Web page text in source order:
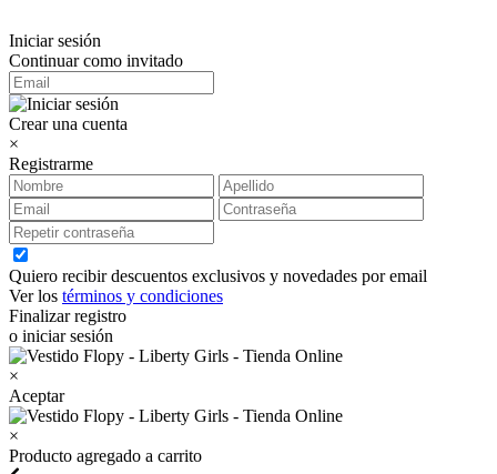
Iniciar sesión
Continuar como invitado
Crear una cuenta
×
Registrarme
Quiero recibir descuentos exclusivos y novedades por email
Ver los términos y condiciones
Finalizar registro
o iniciar sesión
×
Aceptar
×
Producto agregado a carrito